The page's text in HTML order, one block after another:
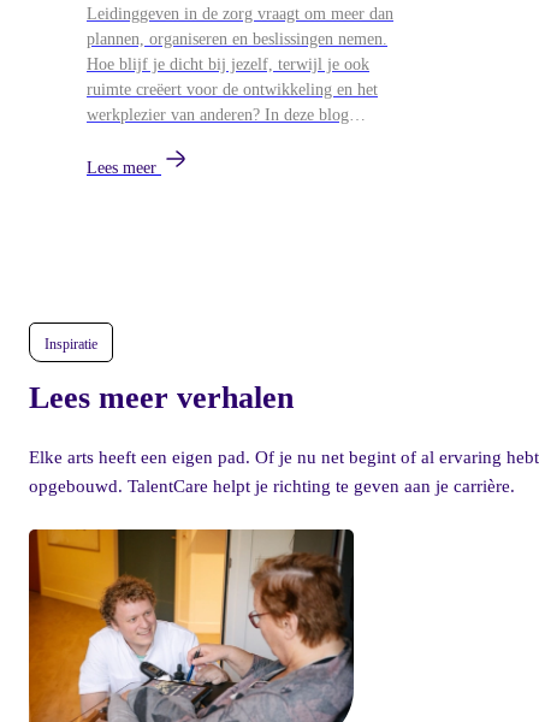
Leidinggeven in de zorg vraagt om meer dan
plannen, organiseren en beslissingen nemen.
Hoe blijf je dicht bij jezelf, terwijl je ook
ruimte creëert voor de ontwikkeling en het
werkplezier van anderen? In deze blog
Symposium van 26 mei, waar
Lees meer
Inspiratie
Lees meer verhalen
Elke arts heeft een eigen pad. Of je nu net begint of al ervaring hebt
opgebouwd. TalentCare helpt je richting te geven aan je carrière.